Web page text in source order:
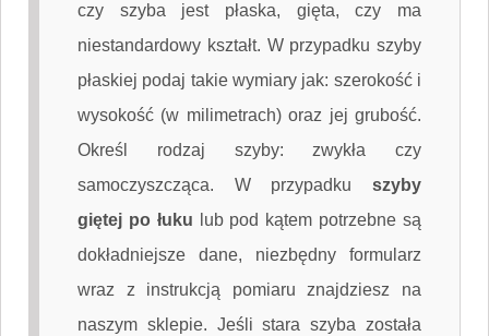
czy szyba jest płaska, gięta, czy ma
niestandardowy kształt. W przypadku szyby
płaskiej podaj takie wymiary jak: szerokość i
wysokość (w milimetrach) oraz jej grubość.
Określ rodzaj szyby: zwykła czy
samoczyszcząca. W przypadku szyby
giętej po łuku lub pod kątem potrzebne są
dokładniejsze dane, niezbędny formularz
wraz z instrukcją pomiaru znajdziesz na
naszym sklepie. Jeśli stara szyba została